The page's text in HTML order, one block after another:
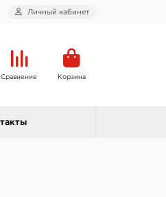
Личный кабинет
Сравнение Корзина